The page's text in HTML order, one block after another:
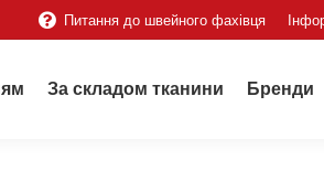
Питання до швейного фахівця
За складом тканини Бренди